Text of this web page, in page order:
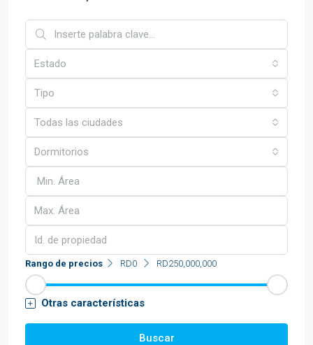
Estado
Tipo
Todas las ciudades
Dormitorios
Rango de precios RD0 RD250,000,000
Otras características
Buscar